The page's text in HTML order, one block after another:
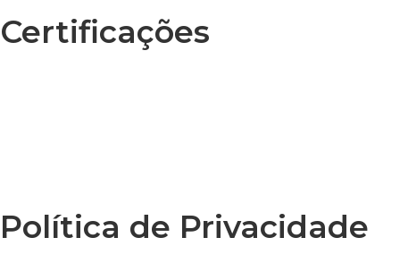
Certificações
Política de Privacidade